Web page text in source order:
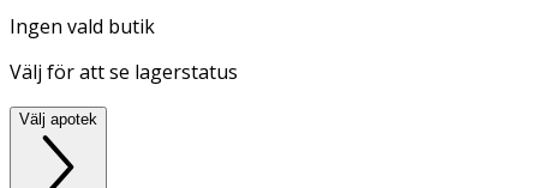
Ingen vald butik
Välj för att se lagerstatus
Välj apotek